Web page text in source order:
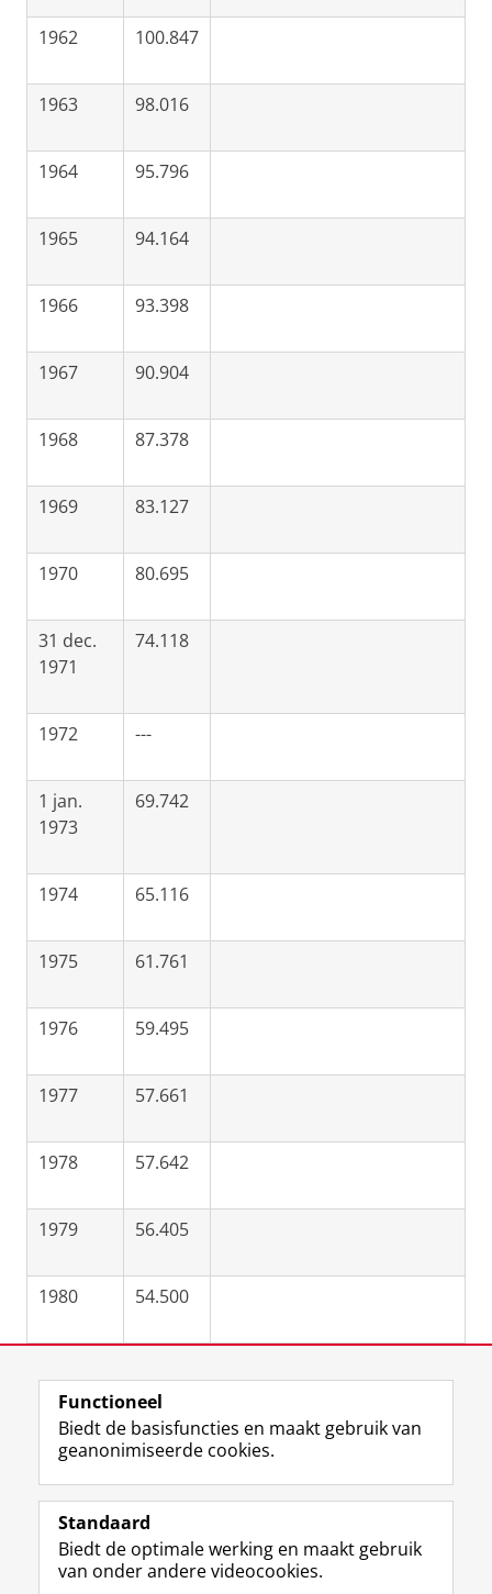
1962 100.847
1963 98.016
1964 95.796
1965 94.164
1966 93.398
1967 90.904
1968 87.378
1969 83.127
1970 80.695
31 dec.
1971
74.118
1972 ---
1 jan.
1973
69.742
1974 65.116
1975 61.761
1976 59.495
1977 57.661
1978 57.642
1979 56.405
1980 54.500
Laatst gewijzigd: 12 april 2023 12:00
Volg de RUG
F
a
e
b
L
i
k
e
R
S
-
f
I
n
t
Y
o
T
Studiekiezers
Functioneel
Biedt de basisfuncties en maakt gebruik van
geanonimiseerde cookies.
Standaard
Biedt de optimale werking en maakt gebruik
van onder andere videocookies.